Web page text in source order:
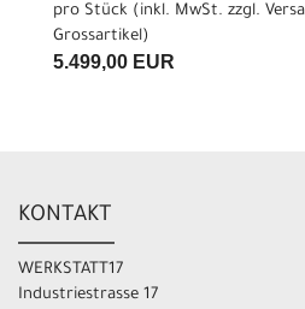
pro Stück (inkl. MwSt. zzgl.
Grossartikel)
5.499,00 EUR
KONTAKT
WERKSTATT17
Industriestrasse 17